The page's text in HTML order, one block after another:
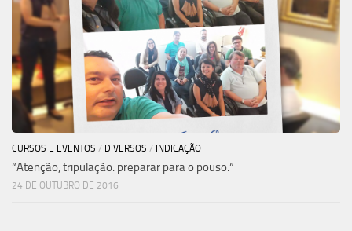
CURSOS E EVENTOS / DIVERSOS / INDICAÇÃO
“Atenção, tripulação: preparar para o pouso.”
24 DE OUTUBRO DE 2016